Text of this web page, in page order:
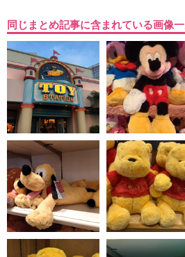
同じまとめ記事に含まれている画像